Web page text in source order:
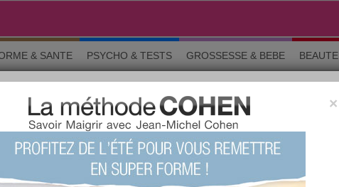
& SANTE PSYCHO & TESTS GROSSESSE & BEBE BEAUTE
le régime
10 aliments interdits pendant le
régime?
×